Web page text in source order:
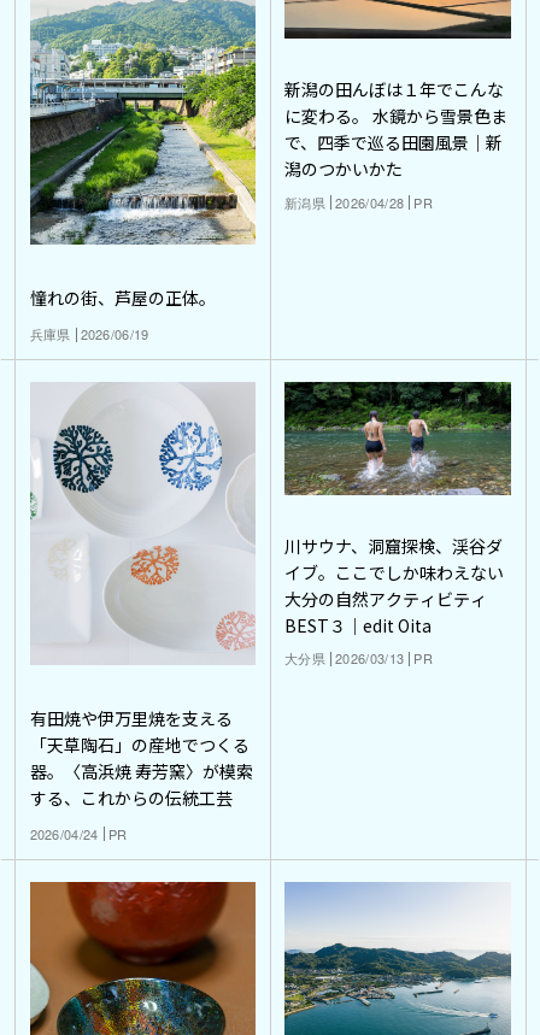
憧れの街、芦屋の正体。
兵庫県 2026/06/19
新潟の田んぼは１年でこんな
に変わる。 水鏡から雪景色ま
で、四季で巡る田園風景｜新
潟のつかいかた
新潟県 2026/04/28 PR
有田焼や伊万里焼を支える
「天草陶石」の産地でつくる
器。〈高浜焼 寿芳窯〉が模索
する、これからの伝統工芸
2026/04/24 PR
川サウナ、洞窟探検、渓谷ダ
イブ。ここでしか味わえない
大分の自然アクティビティ
BEST３｜edit Oita
大分県 2026/03/13 PR